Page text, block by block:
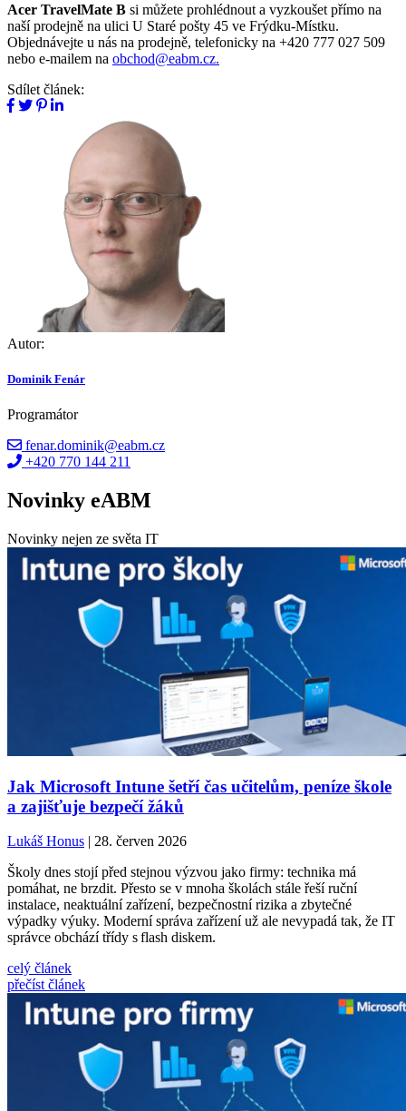
Acer TravelMate B si můžete prohlédnout a vyzkoušet přímo na
naší prodejně na ulici U Staré pošty 45 ve Frýdku-Místku.
Objednávejte u nás na prodejně, telefonicky na +420 777 027 509
nebo e-mailem na obchod@eabm.cz.
Sdílet článek:
Autor:
Dominik Fenár
Programátor
fenar.dominik@eabm.cz
+420 770 144 211
Novinky eABM
Novinky nejen ze světa IT
Jak Microsoft Intune šetří čas učitelům, peníze škole
a zajišťuje bezpečí žáků
Lukáš Honus | 28. červen 2026
Školy dnes stojí před stejnou výzvou jako firmy: technika má
pomáhat, ne brzdit. Přesto se v mnoha školách stále řeší ruční
instalace, neaktuální zařízení, bezpečnostní rizika a zbytečné
výpadky výuky. Moderní správa zařízení už ale nevypadá tak, že IT
správce obchází třídy s flash diskem.
celý článek
přečíst článek